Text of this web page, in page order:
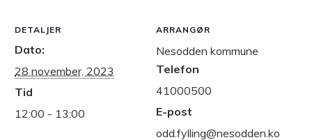
DETALJER
Dato:
28 november, 2023
Tid
12:00 - 13:00
ARRANGØR
Nesodden kommune
Telefon
41000500
E-post
odd.fylling@nesodden.ko